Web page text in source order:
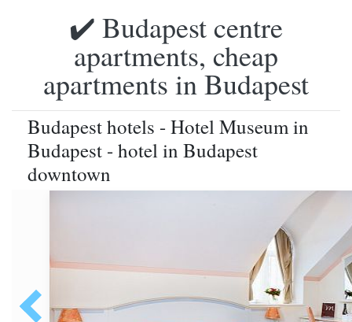
✔️ Budapest centre
apartments, cheap
apartments in Budapest
Budapest hotels - Hotel Museum in
Budapest - hotel in Budapest
downtown